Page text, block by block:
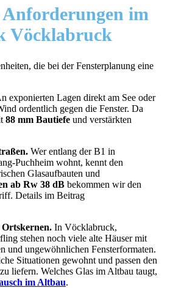
Anforderungen im
Vöcklabruck
die bei der Fensterplanung eine
exponierten Lagen direkt am See oder
ordentlich gegen die Fenster. Da
88 mm Bautiefe und verstärkten
Wer entlang der B1 in
Puchheim wohnt, kennt den
Glasaufbauten und
ab Rw 38 dB bekommen wir den
Details im Beitrag
In Vöcklabruck,
stehen noch viele alte Häuser mit
und ungewöhnlichen Fensterformaten.
Situationen gewohnt und passen den
liefern. Welches Glas im Altbau taugt,
im Altbau.